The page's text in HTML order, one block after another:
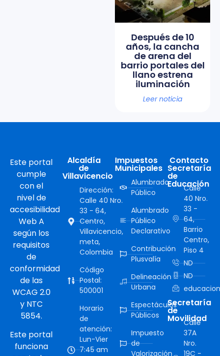
Después de 10
años, la cancha
de arena del
barrio portales del
llano estrena
iluminación
Leer noticia
Este portal
cumple
con el
nivel de
accesibilidad
Web A
según los
requisitos
de
conformidad
de las
WCAG 2.0
y NTC
5854.
Este portal
funciona
Alcaldía
de
Villavicencio
Dirección:
Calle 40 Nro.
33 - 64,
Centro,
Villavicencio,
meta,
Colombia
Código
Postal:
500001
Horario
de
atención:
Lun-Vier
7:45 am
Impuestos
Municipales
Alumbrado
Público
Alumbrado
Público
Declarativo
Contribución
Plusvalía
Delineación
Urbana
Espectáculos
Públicos
Impuesto
de
Valorización
Contacto
Secretaría
de
Educación
Calle
40 Nro.
33 -
64,
Barrio
Centro,
Piso 4
ND
ND
Secretaría
de
Movilidad
Calle
37A
Nro.
19C -